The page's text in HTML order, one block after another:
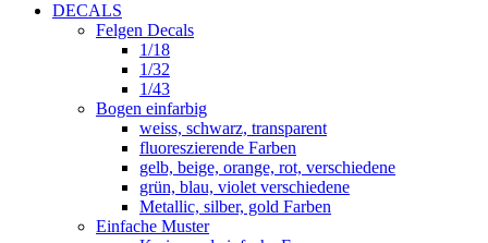
DECALS
Felgen Decals
1/18
1/32
1/43
Bogen einfarbig
weiss, schwarz, transparent
fluoreszierende Farben
gelb, beige, orange, rot, verschiedene
grün, blau, violet verschiedene
Metallic, silber, gold Farben
Einfache Muster